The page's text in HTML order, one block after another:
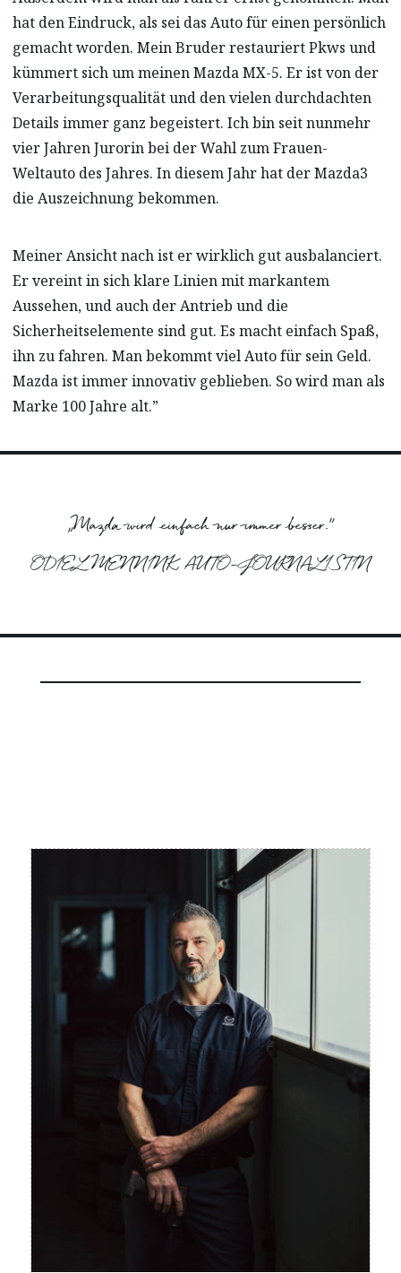
hat den Eindruck, als sei das Auto für einen persönlich
gemacht worden. Mein Bruder restauriert Pkws und
kümmert sich um meinen Mazda MX-5. Er ist von der
Verarbeitungsqualität und den vielen durchdachten
Details immer ganz begeistert. Ich bin seit nunmehr
vier Jahren Jurorin bei der Wahl zum Frauen-
Weltauto des Jahres. In diesem Jahr hat der Mazda3
die Auszeichnung bekommen.
Meiner Ansicht nach ist er wirklich gut ausbalanciert.
Er vereint in sich klare Linien mit markantem
Aussehen, und auch der Antrieb und die
Sicherheitselemente sind gut. Es macht einfach Spaß,
ihn zu fahren. Man bekommt viel Auto für sein Geld.
Mazda ist immer innovativ geblieben. So wird man als
Marke 100 Jahre alt.”
„Mazda wird einfach nur immer besser.”
ODIEL MENNINK, AUTO-JOURNALISTIN